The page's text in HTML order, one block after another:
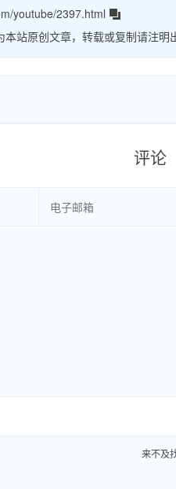
youtube/2397.html
站原创文章，转载或复制请注明
评论
来不及